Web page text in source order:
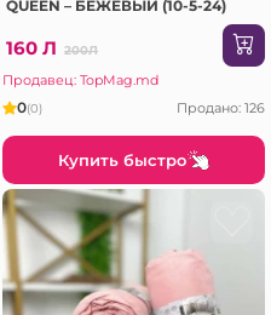
QUEEN – БЕЖЕВЫЙ (10-5-24)
160 Л 200Л
Продавец: TopMag.md
0(0) Продано: 126
Купить быстро